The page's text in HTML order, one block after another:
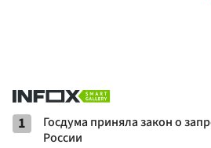
1
Госдума приняла закон о
России